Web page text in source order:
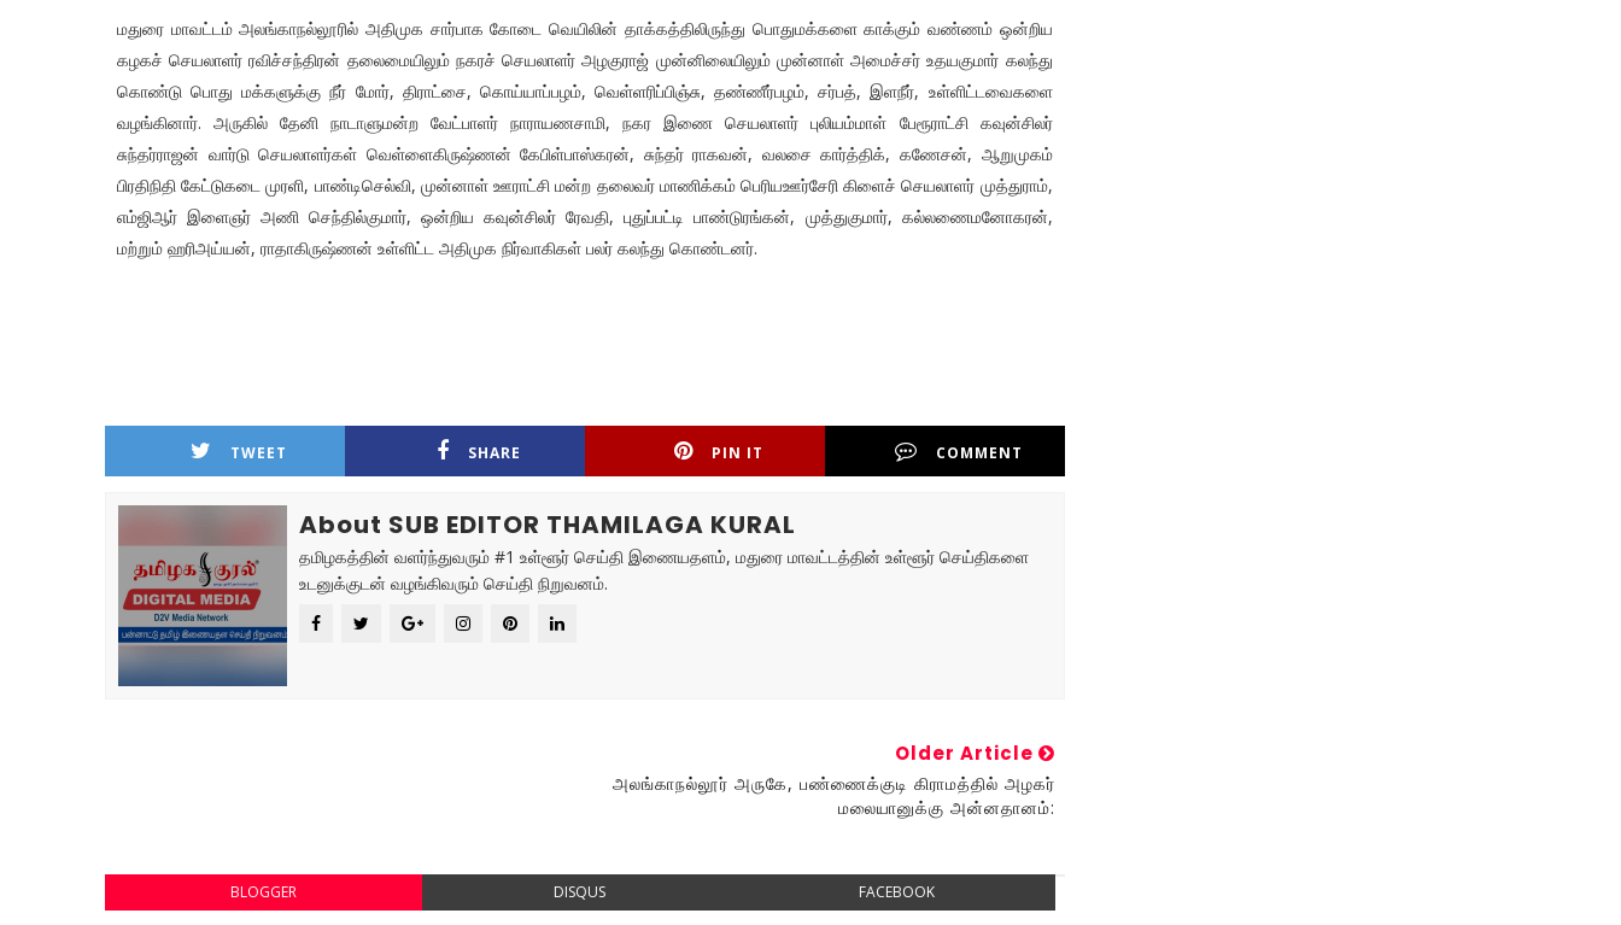
மதுரை மாவட்டம் அலங்காநல்லூரில் அதிமுக சார்பாக கோடை வெயிலின் தாக்கத்திலிருந்து பொதுமக்களை காக்கும் வண்ணம் ஒன்றிய
கழகச் செயலாளர் ரவிச்சந்திரன் தலைமையிலும் நகரச் செயலாளர் அழகுராஜ் முன்னிலையிலும் முன்னாள் அமைச்சர் உதயகுமார் கலந்து
கொண்டு பொது மக்களுக்கு நீர் மோர், திராட்சை, கொய்யாப்பழம், வெள்ளரிப்பிஞ்சு, தண்ணீர்பழம், சர்பத், இளநீர், உள்ளிட்டவைகளை
வழங்கினார். அருகில் தேனி நாடாளுமன்ற வேட்பாளர் நாராயணசாமி, நகர இணை செயலாளர் புலியம்மாள் பேரூராட்சி கவுன்சிலர்
சுந்தர்ராஜன் வார்டு செயலாளர்கள் வெள்ளைகிருஷ்ணன் கேபிள்பாஸ்கரன், சுந்தர் ராகவன், வலசை கார்த்திக், கணேசன், ஆறுமுகம்
பிரதிநிதி கேட்டுகடை முரளி, பாண்டிசெல்வி, முன்னாள் ஊராட்சி மன்ற தலைவர் மாணிக்கம் பெரியஊர்சேரி கிளைச் செயலாளர் முத்துராம்,
எம்ஜிஆர் இளைஞர் அணி செந்தில்குமார், ஒன்றிய கவுன்சிலர் ரேவதி, புதுப்பட்டி பாண்டுரங்கன், முத்துகுமார், கல்லணைமனோகரன்,
மற்றும் ஹரிஅய்யன், ராதாகிருஷ்ணன் உள்ளிட்ட அதிமுக நிர்வாகிகள் பலர் கலந்து கொண்டனர்.
TWEET SHARE PIN IT COMMENT
About SUB EDITOR THAMILAGA KURAL
தமிழகத்தின் வளர்ந்துவரும் #1 உள்ளூர் செய்தி இணையதளம், மதுரை மாவட்டத்தின் உள்ளூர் செய்திகளை
உடனுக்குடன் வழங்கிவரும் செய்தி நிறுவனம்.
Older Article
அலங்காநல்லூர் அருகே, பண்ணைக்குடி கிராமத்தில் அழகர்
மலையானுக்கு அன்னதானம்:
BLOGGER DISQUS FACEBOOK